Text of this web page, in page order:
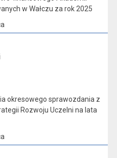
w Wałczu za rok 2025
okresowego sprawozdania z
Rozwoju Uczelni na lata